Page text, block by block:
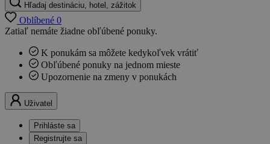
Hľadaj destináciu, hotel, zážitok
Oblíbené 0
Zatiaľ nemáte žiadne obľúbené ponuky.
K ponukám sa môžete kedykoľvek vrátiť
Obľúbené ponuky na jednom mieste
Upozornenie na zmeny v ponukách
Uživatel
Prihláste sa
Registrujte sa